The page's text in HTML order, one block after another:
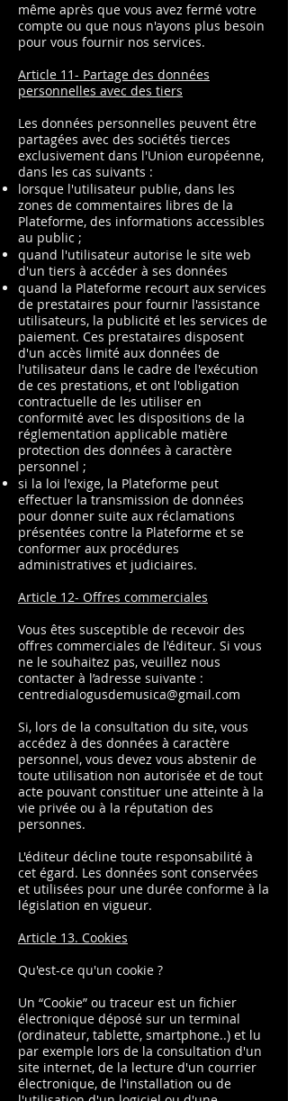
même après que vous avez fermé votre
compte ou que nous n'ayons plus besoin
pour vous fournir nos services.
Article 11- Partage des données
personnelles avec des tiers
Les données personnelles peuvent être
partagées avec des sociétés tierces
exclusivement dans l'Union européenne,
dans les cas suivants :
lorsque l'utilisateur publie, dans les
zones de commentaires libres de la
Plateforme, des informations accessibles
au public ;
quand l'utilisateur autorise le site web
d'un tiers à accéder à ses données
quand la Plateforme recourt aux services
de prestataires pour fournir l'assistance
utilisateurs, la publicité et les services de
paiement. Ces prestataires disposent
d'un accès limité aux données de
l'utilisateur dans le cadre de l'exécution
de ces prestations, et ont l'obligation
contractuelle de les utiliser en
conformité avec les dispositions de la
réglementation applicable matière
protection des données à caractère
personnel ;
si la loi l'exige, la Plateforme peut
effectuer la transmission de données
pour donner suite aux réclamations
présentées contre la Plateforme et se
conformer aux procédures
administratives et judiciaires.
Article 12- Offres commerciales
Vous êtes susceptible de recevoir des
offres commerciales de l'éditeur. Si vous
ne le souhaitez pas, veuillez nous
contacter à l’adresse suivante :
centredialogusdemusica@gmail.com
Si, lors de la consultation du site, vous
accédez à des données à caractère
personnel, vous devez vous abstenir de
toute utilisation non autorisée et de tout
acte pouvant constituer une atteinte à la
vie privée ou à la réputation des
personnes.
L'éditeur décline toute responsabilité à
cet égard. Les données sont conservées
et utilisées pour une durée conforme à la
législation en vigueur.
Article 13. Cookies
Qu'est-ce qu'un cookie ?
Un “Cookie” ou traceur est un fichier
électronique déposé sur un terminal
(ordinateur, tablette, smartphone..) et lu
par exemple lors de la consultation d'un
site internet, de la lecture d'un courrier
électronique, de l'installation ou de